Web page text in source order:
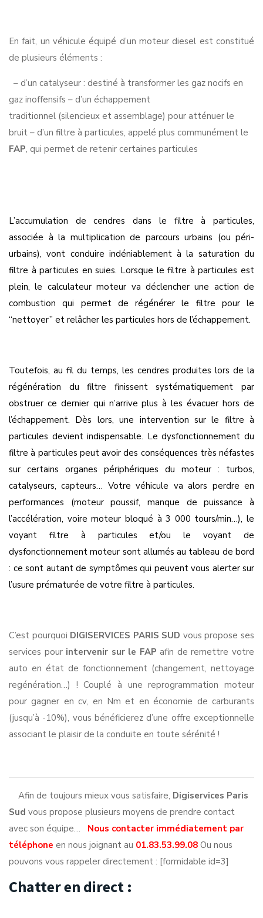
En fait, un véhicule équipé d’un moteur diesel est constitué
de plusieurs éléments :
– d’un catalyseur : destiné à transformer les gaz nocifs en
gaz inoffensifs – d’un échappement
traditionnel (silencieux et assemblage) pour atténuer le
bruit – d’un filtre à particules, appelé plus communément le
FAP, qui permet de retenir certaines particules
L’accumulation de cendres dans le filtre à particules,
associée à la multiplication de parcours urbains (ou péri-
urbains), vont conduire indéniablement à la saturation du
filtre à particules en suies. Lorsque le filtre à particules est
plein, le calculateur moteur va déclencher une action de
combustion qui permet de régénérer le filtre pour le
“nettoyer” et relâcher les particules hors de l’échappement.
Toutefois, au fil du temps, les cendres produites lors de la
régénération du filtre finissent systématiquement par
obstruer ce dernier qui n’arrive plus à les évacuer hors de
l’échappement. Dès lors, une intervention sur le filtre à
particules devient indispensable. Le dysfonctionnement du
filtre à particules peut avoir des conséquences très néfastes
sur certains organes périphériques du moteur : turbos,
catalyseurs, capteurs… Votre véhicule va alors perdre en
performances (moteur poussif, manque de puissance à
l’accélération, voire moteur bloqué à 3 000 tours/min…), le
voyant filtre à particules et/ou le voyant de
dysfonctionnement moteur sont allumés au tableau de bord
: ce sont autant de symptômes qui peuvent vous alerter sur
l’usure prématurée de votre filtre à particules.
C’est pourquoi DIGISERVICES PARIS SUD vous propose ses
services pour intervenir sur le FAPafin de remettre votre
auto en état de fonctionnement (changement, nettoyage
regénération…) ! Couplé à une reprogrammation moteur
pour gagner en cv, en Nm et en économie de carburants
(jusqu’à -10%), vous bénéficierez d’une offre exceptionnelle
associant le plaisir de la conduite en toute sérénité !
Afin de toujours mieux vous satisfaire, Digiservices Paris
Sud vous propose plusieurs moyens de prendre contact
avec son équipe… Nous contacter immédiatement par
téléphone en nous joignant au 01.83.53.99.08 Ou nous
pouvons vous rappeler directement : [formidable id=3]
Chatter en direct :